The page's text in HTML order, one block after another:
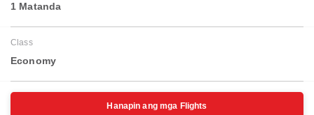
1 Matanda
Class
Economy
Hanapin ang mga Flights